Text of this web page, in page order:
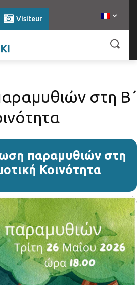
Visiteur
στη Β΄
παραμυθιών στη
Κοινότητα